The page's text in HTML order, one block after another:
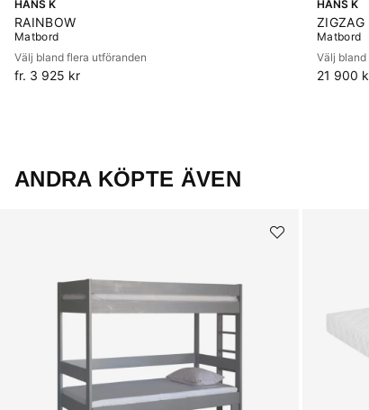
HANS K
RAINBOW
Matbord
Välj bland flera utföranden
fr. 3 925 kr
HANS K
ZIGZAG
Matbord
Välj
21 900
ANDRA KÖPTE ÄVEN